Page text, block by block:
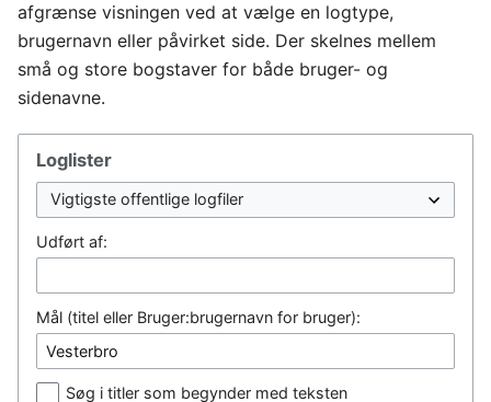
afgrænse visningen ved at vælge en logtype,
brugernavn eller påvirket side. Der skelnes mellem
små og store bogstaver for både bruger- og
sidenavne.
Loglister
Udført af:
Mål (titel eller Bruger:brugernavn for bruger):
Søg i titler som begynder med teksten